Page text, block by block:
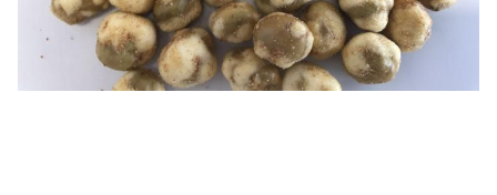
Εσωτερική
συσκευασία:
5kg/bag x2bag/CTN, τσάντα
πακέτων φύλλων αλουμινίου
αλουμινίου